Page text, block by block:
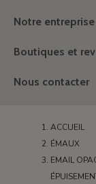
Notre entreprise
Boutiques et
Nous contacter
ACCUEIL
ÉMAUX
EMAIL